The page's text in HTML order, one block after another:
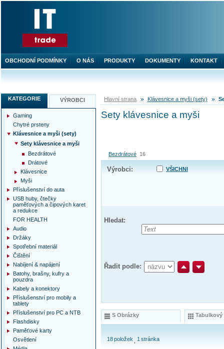
Hlavní strana Klávesnice a myši (sety)
Sety klávesnice a myši
Bezdrátové 16
Výrobci: VŠICHNI
Hledat:
Řadit podle:
S Obrázky Tabulkový
18položek 1 stránka
KATEGORIE VÝROBCI
Gaming
Chytré prsteny
Klávesnice a myši (sety)
Sety klávesnice a myši
Bezdrátové
Drátové
Klávesnice
Myši
Příslušenství do auta
USB huby, čtečky
paměťových a čipových karet
a redukce
FOR HEALTH
Audio
Držáky
Spotřební materiál
Čištění
Nabíjení & napájení
Batohy, brašny, kufry a
pouzdra
Kabely a konektory
Příslušenství pro mobily a
tablety
Příslušenství pro PC a NTB
Flashdisky
Paměťové karty
Osvětlení
OBCHODNÍ PODMÍNKY O NÁS PRODUKTY DOKUMENTY KONTAKT